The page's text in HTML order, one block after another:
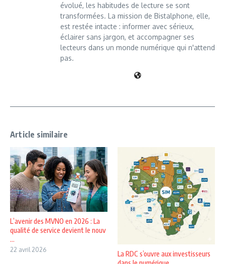
évolué, les habitudes de lecture se sont
transformées. La mission de Bistalphone, elle,
est restée intacte : informer avec sérieux,
éclairer sans jargon, et accompagner ses
lecteurs dans un monde numérique qui n'attend
pas.
Article similaire
L’avenir des MVNO en 2026 : La
qualité de service devient le nouv
...
22 avril 2026
La RDC s’ouvre aux investisseurs